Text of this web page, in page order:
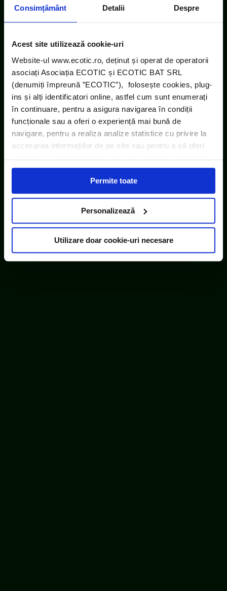
Consimțământ Detalii Despre
Acest site utilizează cookie-uri
Website-ul www.ecotic.ro, deținut și operat de operatorii
asociați Asociația ECOTIC și ECOTIC BAT SRL
(denumiți împreună ”ECOTIC”), folosește cookies, plug-
ins și alți identificatori online, astfel cum sunt enumerați
în continuare, pentru a asigura navigarea în condiții
funcționale sau a oferi o experiență mai bună de
navigare, pentru a realiza analize statistice cu privire la
accesarea informațiilor de pe site sau pentru a vă oferi
conținut și publicitate adecvată intereselor dvs. Unii din
acești identificatori online sunt plasați de către ECOTIC
(cookie-uri primare), alții sunt cookie-uri dintr-un domeniu
diferit de domeniul site-ului web pe care îl vizitați (cookie-
uri terțe). Găsiți în ferestrele Detalii și Despre informații
consimțământul cu privire la acestea.
Permite toate
Personalizează
Utilizare doar cookie-uri necesare